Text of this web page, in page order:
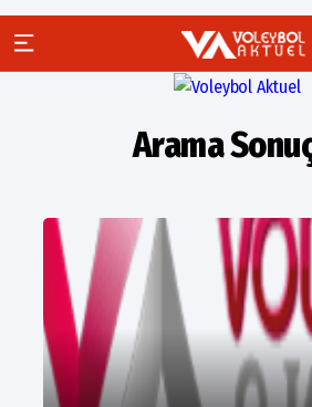
Arama